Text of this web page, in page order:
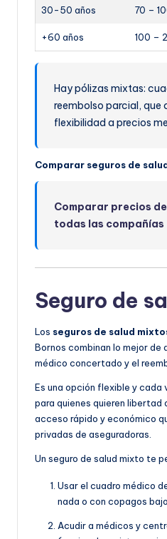
30-50 años 70 –
+60 años 100 –
Hay pólizas mixtas:
reembolso parcial, que
flexibilidad a precios
Comparar seguros de
Comparar precios
todas las compañías
Seguro de
Los seguros de salud
Bornos combinan lo mejor de
médico concertado y el
Es una opción flexible y cada
para quienes quieren libertad
acceso rápido y económico
privadas de aseguradoras.
Un seguro de salud mixto te
Usar el cuadro médico
nada o con copagos
Acudir a médicos y